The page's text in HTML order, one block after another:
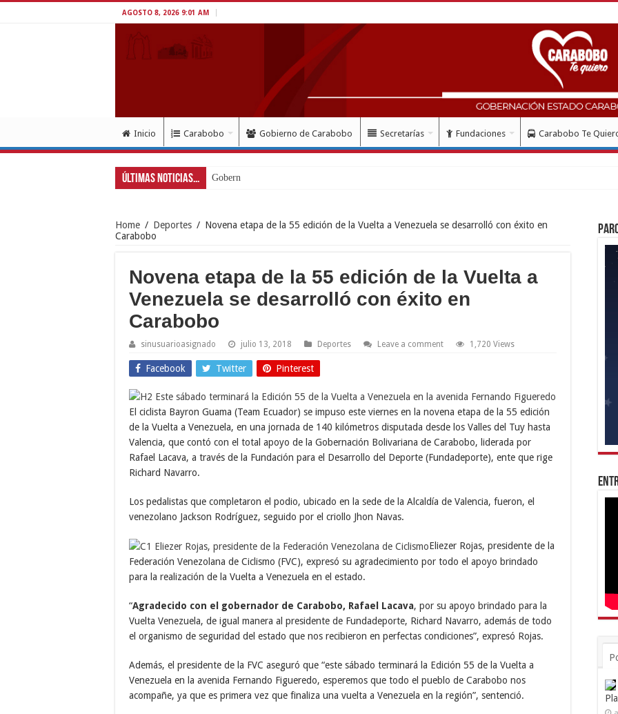
AGOSTO 8, 2026 9:01 AM
Inicio Carabobo Gobierno de Carabobo Secretarías Fundaciones Carabobo Te
Últimas Noticias... Gobernador Lacava anunció
Home / Deportes / Novena etapa de la 55 edición de la Vuelta a Venezuela se desarrolló con éxito en
Carabobo
Novena etapa de la 55 edición de la Vuelta a
Venezuela se desarrolló con éxito en
Carabobo
sinusuarioasignado julio 13, 2018 Deportes Leave a comment 1,720 Views
Facebook Twitter Pinterest
El ciclista Bayron Guama (Team Ecuador) se impuso este viernes en la novena etapa de la 55 edición
de la Vuelta a Venezuela, en una jornada de 140 kilómetros disputada desde los Valles del Tuy hasta
Valencia, que contó con el total apoyo de la Gobernación Bolivariana de Carabobo, liderada por
Rafael Lacava, a través de la Fundación para el Desarrollo del Deporte (Fundadeporte), ente que rige
Richard Navarro.
Los pedalistas que completaron el podio, ubicado en la sede de la Alcaldía de Valencia, fueron, el
venezolano Jackson Rodríguez, seguido por el criollo Jhon Navas.
Eliezer Rojas, presidente de la
Federación Venezolana de Ciclismo (FVC), expresó su agradecimiento por todo el apoyo brindado
para la realización de la Vuelta a Venezuela en el estado.
“Agradecido con el gobernador de Carabobo, Rafael Lacava, por su apoyo brindado para la
Vuelta Venezuela, de igual manera al presidente de Fundadeporte, Richard Navarro, además de todo
el organismo de seguridad del estado que nos recibieron en perfectas condiciones”, expresó Rojas.
Además, el presidente de la FVC aseguró que “este sábado terminará la Edición 55 de la Vuelta a
Venezuela en la avenida Fernando Figueredo, esperemos que todo el pueblo de Carabobo nos
acompañe, ya que es primera vez que finaliza una vuelta a Venezuela en la región”, sentenció.